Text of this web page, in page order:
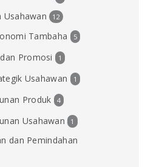
Usahawan 12
Tambaha 5
Promosi 1
Usahawan 1
Produk 4
Usahawan 1
dan Pemindahan